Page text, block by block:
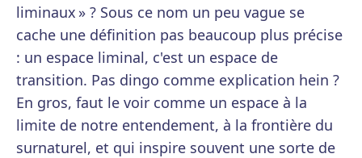
liminaux » ? Sous ce nom un peu vague se
cache une définition pas beaucoup plus précise
: un espace liminal, c'est un espace de
transition. Pas dingo comme explication hein ?
En gros, faut le voir comme un espace à la
limite de notre entendement, à la frontière du
surnaturel, et qui inspire souvent une sorte de